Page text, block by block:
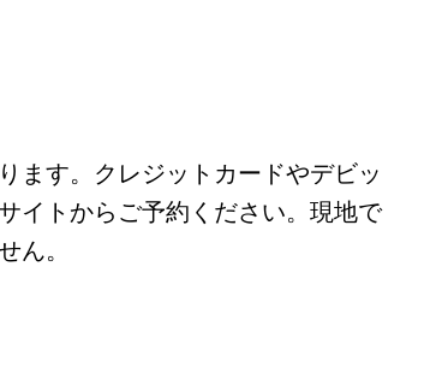
ます。クレジットカードやデビッ
イトからご予約ください。現地で
ん。